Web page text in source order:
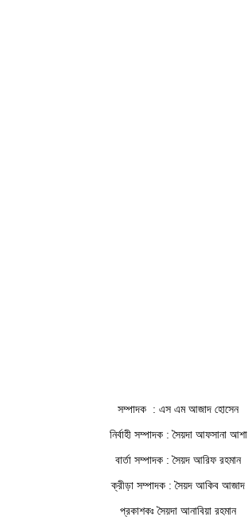
সম্পাদক : এস এম আজাদ হোসেন
নির্বাহী সম্পাদক : সৈয়দা আফসানা আশা
বার্তা সম্পাদক : সৈয়দ আরিফ রহমান
ক্রীড়া সম্পাদক : সৈয়দ আকিব আজাদ
প্রকাশকঃ সৈয়দা আনাবিয়া রহমান